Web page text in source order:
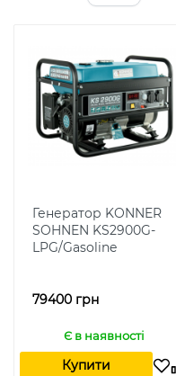
Генератор KONNER
SOHNEN KS2900G-
LPG/Gasoline
79400 грн
Є в наявності
Купити